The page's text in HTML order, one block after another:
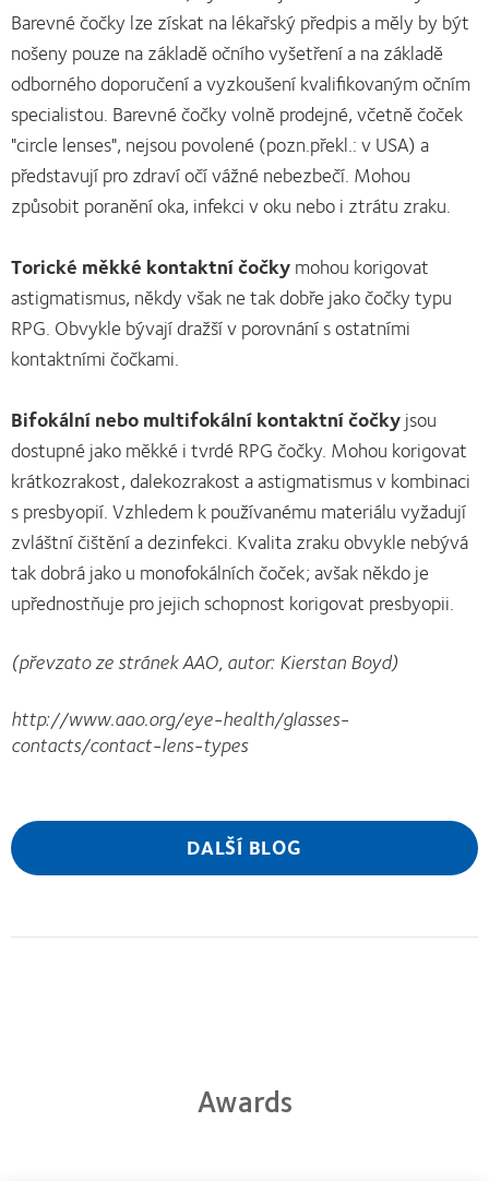
Barevné čočky lze získat na lékařský předpis a měly by být
nošeny pouze na základě očního vyšetření a na základě
odborného doporučení a vyzkoušení kvalifikovaným očním
specialistou. Barevné čočky volně prodejné, včetně čoček
"circle lenses", nejsou povolené (pozn.překl.: v USA) a
představují pro zdraví očí vážné nebezbečí. Mohou
způsobit poranění oka, infekci v oku nebo i ztrátu zraku.
Torické měkké kontaktní čočkymohou korigovat
astigmatismus, někdy však ne tak dobře jako čočky typu
RPG. Obvykle bývají dražší v porovnání s ostatními
kontaktními čočkami.
Bifokální nebo multifokální kontaktní čočkyjsou
dostupné jako měkké i tvrdé RPG čočky. Mohou korigovat
krátkozrakost, dalekozrakost a astigmatismus v kombinaci
s presbyopií. Vzhledem k používanému materiálu vyžadují
zvláštní čištění a dezinfekci. Kvalita zraku obvykle nebývá
tak dobrá jako u monofokálních čoček; avšak někdo je
upřednostňuje pro jejich schopnost korigovat presbyopii.
(převzato ze stránek AAO, autor: Kierstan Boyd)
http://www.aao.org/eye-health/glasses-
contacts/contact-lens-types
DALŠÍ BLOG
Awards